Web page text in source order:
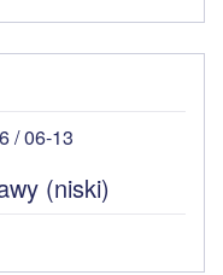
/ 06-13
(niski)